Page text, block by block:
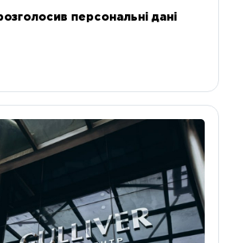
персональні дані